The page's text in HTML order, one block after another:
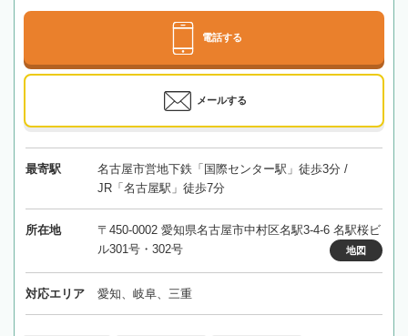
電話する
メールする
最寄駅
名古屋市営地下鉄「国際センター駅」徒歩3分 /
JR「名古屋駅」徒歩7分
所在地
〒450-0002 愛知県名古屋市中村区名駅3-4-6 名駅桜ビ
ル301号・302号
地図
対応エリア 愛知、岐阜、三重